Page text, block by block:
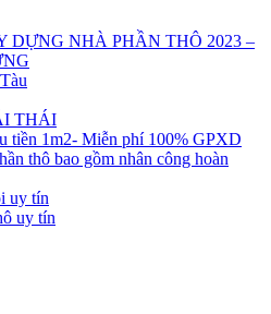
DỰNG NHÀ PHẦN THÔ 2023 –
THÁI
tiền 1m2- Miễn phí 100% GPXD
thô bao gồm nhân công hoàn
uy tín
uy tín